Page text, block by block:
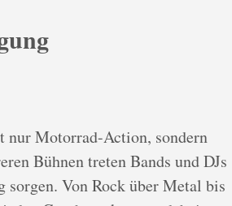
nur Motorrad-Action, sondern
Bühnen treten Bands und DJs
Von Rock über Metal bis